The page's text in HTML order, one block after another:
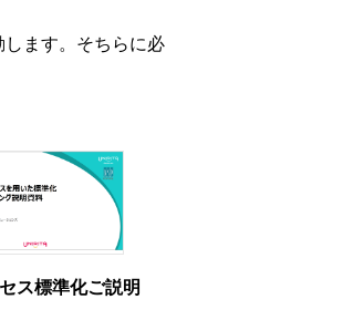
ます。そちらに必
ス標準化ご説明